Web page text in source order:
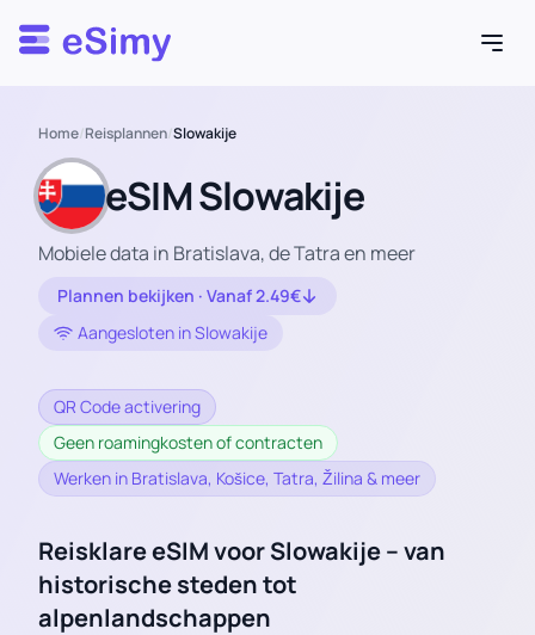
Esimy
Home/Reisplannen/Slowakije
eSIM Slowakije
Mobiele data in Bratislava, de Tatra en meer
Plannen bekijken · Vanaf 2.49€
Aangesloten in Slowakije
QR Code activering
Geen roamingkosten of contracten
Werken in Bratislava, Košice, Tatra, Žilina & meer
Reisklare eSIM voor Slowakije – van
historische steden tot
alpenlandschappen